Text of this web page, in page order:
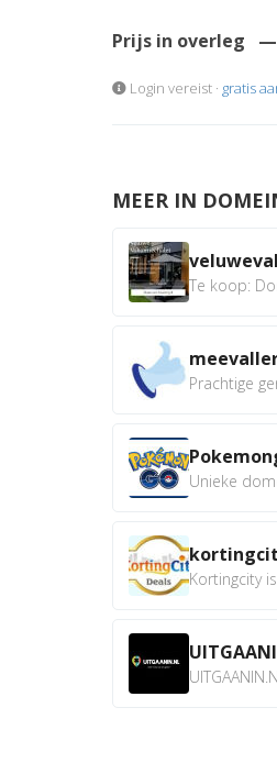
Prijs in overleg —
Login vereist · gratis
MEER IN
Te koop:
Prachtige
Unieke
Kortingcity